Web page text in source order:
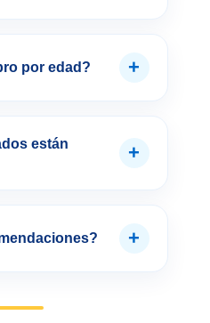
por edad? +
están
+
+